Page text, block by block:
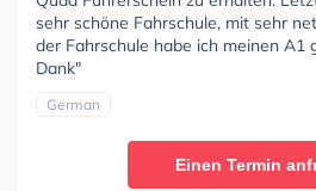
sehr schöne Fahrschule, mit sehr
der Fahrschule habe ich meinen A1
Dank"
German
Einen Termin